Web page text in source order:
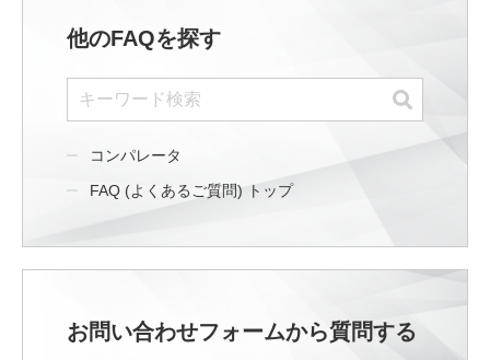
他のFAQを探す
コンパレータ
FAQ (よくあるご質問) トップ
お問い合わせフォームから質問する